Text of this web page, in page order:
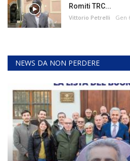
Romiti TRC...
Vittorio Petrelli Gen
NEWS DA NON PERDERE